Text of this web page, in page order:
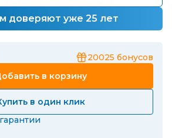
доверяют уже 25 лет
20025 бонусов
в корзину
в один клик